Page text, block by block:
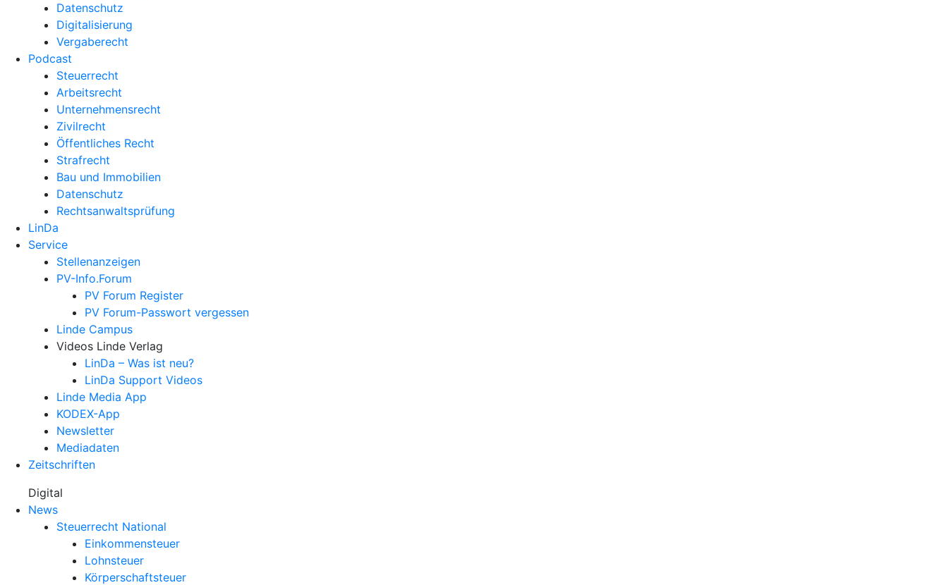
Datenschutz
Digitalisierung
Vergaberecht
Podcast
Steuerrecht
Arbeitsrecht
Unternehmens­recht
Zivilrecht
Öffentliches Recht
Strafrecht
Bau und Immobilien
Datenschutz
Rechtsanwalts­prüfung
LinDa
Service
Stellenanzeigen
PV-Info.Forum
PV Forum Register
PV Forum-Passwort vergessen
Linde Campus
Videos Linde Verlag
LinDa – Was ist neu?
LinDa Support Videos
Linde Media App
KODEX-App
Newsletter
Mediadaten
Zeitschriften
Digital
News
Steuerrecht National
Einkommensteuer
Lohnsteuer
Körperschaftsteuer